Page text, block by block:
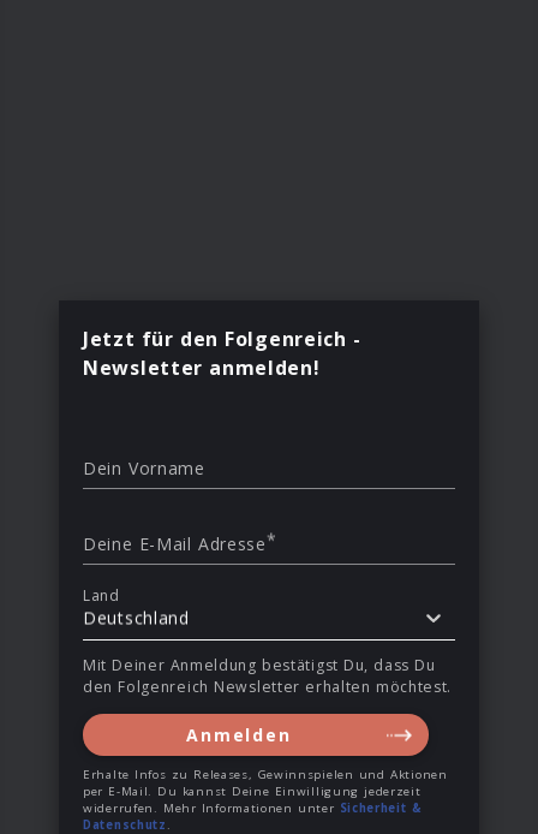
Jetzt für den Folgenreich -
Newsletter anmelden!
Dein Vorname
Deine E-Mail Adresse*
Land
Deutschland
Mit Deiner Anmeldung bestätigst Du, dass Du
den Folgenreich Newsletter erhalten möchtest.
Anmelden
Erhalte Infos zu Releases, Gewinnspielen und Aktionen
per E-Mail. Du kannst Deine Einwilligung jederzeit
widerrufen. Mehr Informationen unter Sicherheit &
Datenschutz .